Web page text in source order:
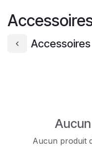
Accessoires
Aucun produit